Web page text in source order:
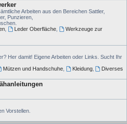
Arbeiten aus den Bereichen Sattler,
Punzieren,
, Leder Oberfläche,
Werkzeuge zur
Her damit! Eigene Arbeiten oder Links. Sucht Ihr
Mützen und Handschuhe, Kleidung,
Diverses
Vorstellen.